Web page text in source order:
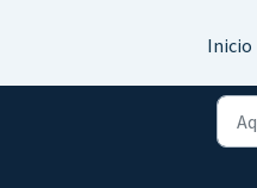
Inicio